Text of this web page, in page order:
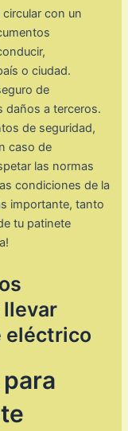
con un
o ciudad.
de
daños a terceros.
de seguridad,
caso de
las normas
condiciones de la
importante, tanto
tu patinete
llevar
eléctrico